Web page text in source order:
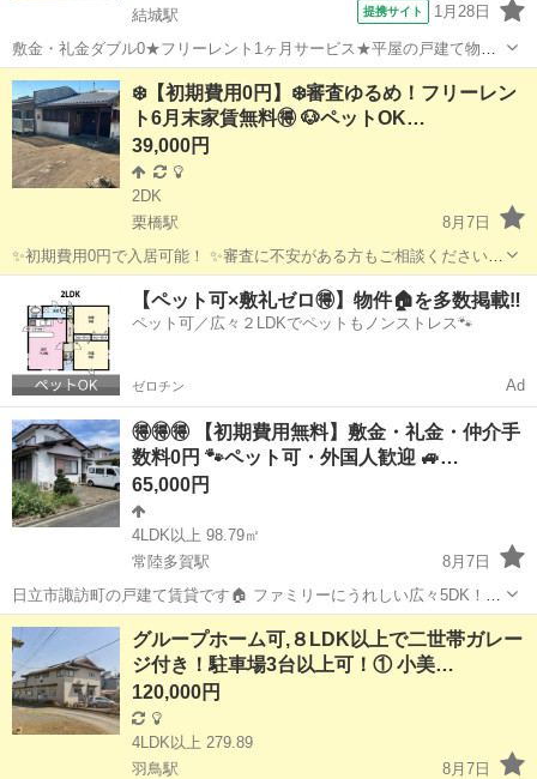
結城駅
提携サイト 1月28日
敷金・礼金ダブル0★フリーレント1ヶ月サービス★平屋の戸建て物件
登場★窓が多く通風良好☆
茨城 結城市 結城駅 一戸建て
❄️【初期費用0円】❄️審査ゆるめ！フリーレン
ト6月末家賃無料🉐 🐶ペットOK…
39,000円
2DK
栗橋駅
8月7日
✨初期費用0円で入居可能！ ✨審査に不安がある方もご相談ください！
費用を抑えて引っ越したい方におすすめの物件です🏠 ⸻ 🏠【物件
詳細】 ・所在地：茨城県古河市中田字獺原2075番66 map🗺️ ...
栗橋駅 一戸建て 初期
【ペット可×敷礼ゼロ🉐】物件🏠を多数掲載‼️
ペット可／広々２LDKでペットもノンストレス🐾
ゼロチン Ad
🉐🉐🉐 【初期費用無料】敷金・礼金・仲介手
数料0円 🐾ペット可・外国人歓迎 🚙…
65,000円
4LDK以上 98.79㎡
常陸多賀駅
8月7日
日立市諏訪町の戸建て賃貸です🏠 ファミリーにうれしい広々5DK！
━━━━━━━━━━━━━━ 💰 費用はシンプル
━━━━━━━━━━━━━━ 敷金：0円 礼金：0円 仲介手数料：0円
▶ 初期...
茨城 日立市 常陸多賀駅 一戸建て
グループホーム可,８LDK以上で二世帯ガレー
ジ付き！駐車場3台以上可！① 小美…
120,000円
4LDK以上 279.89
羽鳥駅
8月7日